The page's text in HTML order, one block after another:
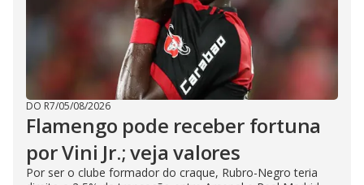
DO R7/05/08/2026
Flamengo pode receber fortuna
por Vini Jr.; veja valores
Por ser o clube formador do craque, Rubro-Negro teria